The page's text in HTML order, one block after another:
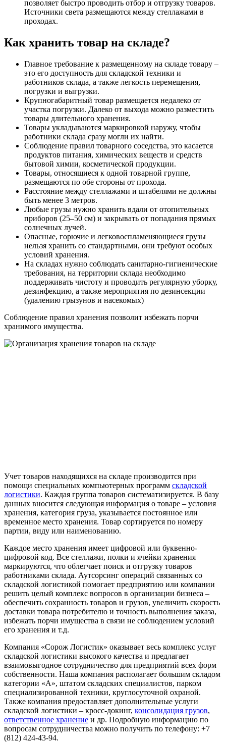
позволяет быстро проводить отбор и отгрузку товаров.
Источники света размещаются между стеллажами в
проходах.
Как хранить товар на складе?
Главное требование к размещенному на складе товару –
это его доступность для складской техники и
работников склада, а также легкость перемещения,
погрузки и выгрузки.
Крупногабаритный товар размещается недалеко от
участка погрузки. Далеко от выхода можно разместить
товары длительного хранения.
Товары укладываются маркировкой наружу, чтобы
работники склада сразу могли их найти.
Соблюдение правил товарного соседства, это касается
продуктов питания, химических веществ и средств
бытовой химии, косметической продукции.
Товары, относящиеся к одной товарной группе,
размещаются по обе стороны от прохода.
Расстояние между стеллажами и штабелями не должны
быть менее 3 метров.
Любые грузы нужно хранить вдали от отопительных
приборов (25–50 см) и закрывать от попадания прямых
солнечных лучей.
Опасные, горючие и легковоспламеняющиеся грузы
нельзя хранить со стандартными, они требуют особых
условий хранения.
На складах нужно соблюдать санитарно-гигиенические
требования, на территории склада необходимо
поддерживать чистоту и проводить регулярную уборку,
дезинфекцию, а также мероприятия по дезинсекции
(удалению грызунов и насекомых)
Соблюдение правил хранения позволит избежать порчи
хранимого имущества.
Учет товаров находящихся на складе производится при
помощи специальных компьютерных программ складской
логистики. Каждая группа товаров систематизируется. В базу
данных вносится следующая информация о товаре – условия
хранения, категория груза, указывается постоянное или
временное место хранения. Товар сортируется по номеру
партии, виду или наименованию.
Каждое место хранения имеет цифровой или буквенно-
цифровой код. Все стеллажи, полки и ячейки хранения
маркируются, что облегчает поиск и отгрузку товаров
работниками склада. Аутсорсинг операций связанных со
складской логистикой помогает предприятию или компании
решить целый комплекс вопросов в организации бизнеса –
обеспечить сохранность товаров и грузов, увеличить скорость
доставки товара потребителю и точность выполнения заказа,
избежать порчи имущества в связи не соблюдением условий
его хранения и т.д.
Компания «Сорож Логистик» оказывает весь комплекс услуг
складской логистики высокого качества и предлагает
взаимовыгодное сотрудничество для предприятий всех форм
собственности. Наша компания располагает большим складом
категории «А», штатом складских специалистов, парком
специализированной техники, круглосуточной охраной.
Также компания предоставляет дополнительные услуги
складской логистики – кросс-докинг, консолидация грузов,
ответственное хранение и др. Подробную информацию по
вопросам сотрудничества можно получить по телефону: +7
(812) 424-43-94.